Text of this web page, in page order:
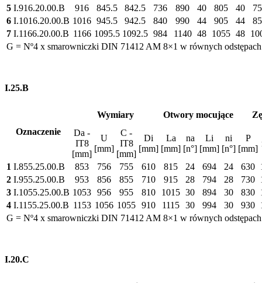
5 I.916.20.00.B 916 845.5 842.5 736 890 40 805 40
6 I.1016.20.00.B 1016 945.5 942.5 840 990 44 905 44
7 I.1166.20.00.B 1166 1095.5 1092.5 984 1140 48 1055 48
G = Nº4 x smarowniczki DIN 71412 AM 8×1 w równych odstępach
I.25.B
Oznaczenie
Wymiary Otwory mocujące
Da -
IT8
[mm]
U
[mm]
C -
IT8
[mm]
Di
[mm]
La
[mm]
na
[n°]
Li
[mm]
ni
[n°]
P
[mm]
1 I.855.25.00.B 853 756 755 610 815 24 694 24 630
2 I.955.25.00.B 953 856 855 710 915 28 794 28 730
3 I.1055.25.00.B 1053 956 955 810 1015 30 894 30 830
4 I.1155.25.00.B 1153 1056 1055 910 1115 30 994 30 930
G = Nº4 x smarowniczki DIN 71412 AM 8×1 w równych odstępach
I.20.C